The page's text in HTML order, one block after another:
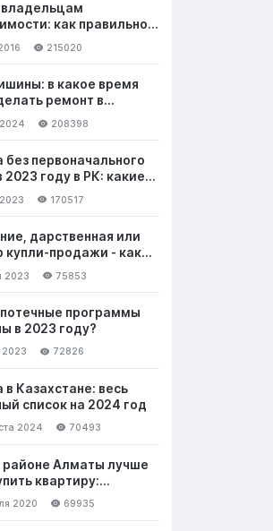
как правильно
с клиентами, чтобы
продать жилье
215020
в какое время
ремонт в
в выходные и будни
208398
без первоначального
2023 году в РК: какие
и на каких
170517
дарственная или
купли-продажи - как
передать
2023 75853
программы
в 2023 году?
2023 72826
в Казахстане: весь
список на 2024 год
2024 70493
районе Алматы лучше
квартиру:
новостройку. Часть 1
2020 69935